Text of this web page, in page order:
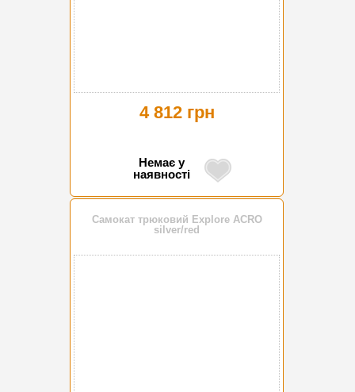
4 812 грн
Немає у
наявності
Самокат трюковий Explore ACRO
silver/red